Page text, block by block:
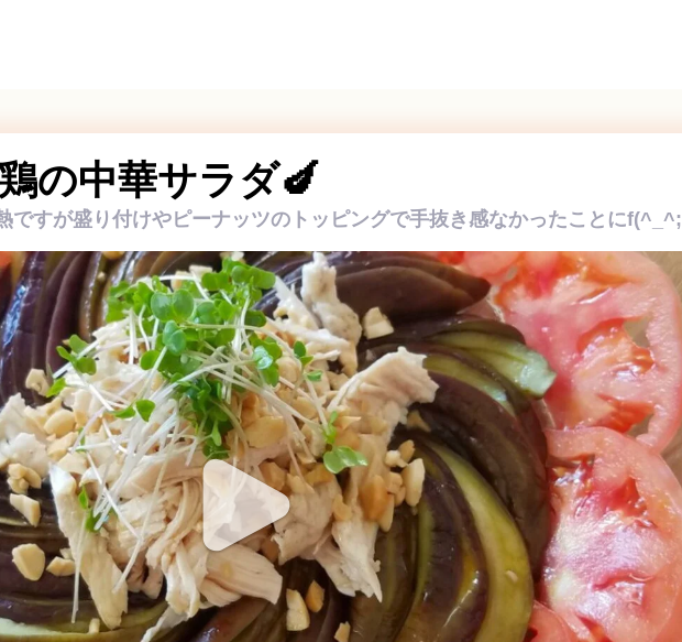
の中華サラダ🍆
ですが盛り付けやピーナッツのトッピングで手抜き感なかったことにf(^_^;